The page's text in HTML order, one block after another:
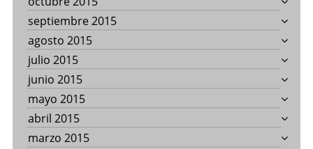
septiembre 2015
agosto 2015
julio 2015
junio 2015
mayo 2015
abril 2015
marzo 2015